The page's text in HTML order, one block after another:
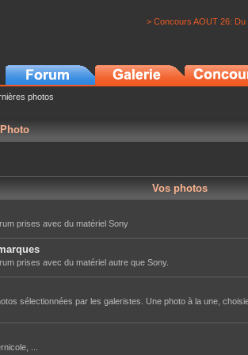
> Concours AOUT 26:
photos
Vos photos
prises avec du matériel Sony
prises avec du matériel autre que Sony.
sélectionnées par les galeristes. Une photo à la une,
...